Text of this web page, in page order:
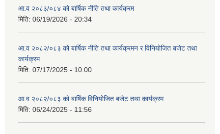
आ.व २०८३/०८४ को बार्षिक नीति तथा कार्यक्रम
मिति: 06/19/2026 - 20:34
आ.व २०८२/०८३ को बार्षिक नीति तथा कार्यक्रमन र विनियोजित बजेट तथा
कार्यक्रम
मिति: 07/17/2025 - 10:00
आ.व २०८२/०८३ को बार्षिक विनियोजित बजेट तथा कार्यक्रम
मिति: 06/24/2025 - 11:56